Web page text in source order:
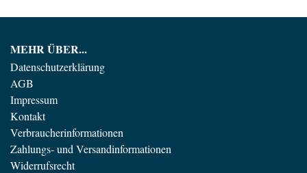
MEHR ÜBER...
Datenschutzerklärung
AGB
Impressum
Kontakt
Verbraucherinformationen
Zahlungs- und Versandinformationen
Widerrufsrecht